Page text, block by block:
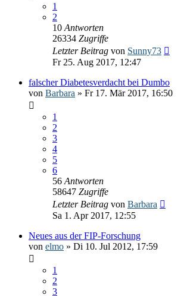
1
2
10 Antworten
26334 Zugriffe
Letzter Beitrag von Sunny73
Fr 25. Aug 2017, 12:47
falscher Diabetesverdacht bei Dumbo
von Barbara » Fr 17. Mär 2017, 16:50
1
2
3
4
5
6
56 Antworten
58647 Zugriffe
Letzter Beitrag von Barbara
Sa 1. Apr 2017, 12:55
Neues aus der FIP-Forschung
von elmo » Di 10. Jul 2012, 17:59
1
2
3